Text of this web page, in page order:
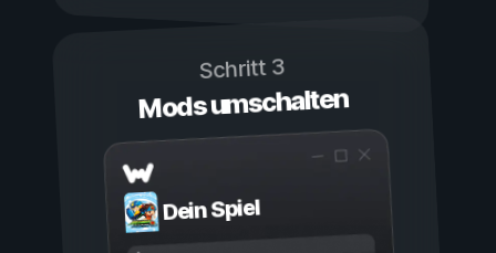
Schritt 3
Mods umschalten
Dein Spiel